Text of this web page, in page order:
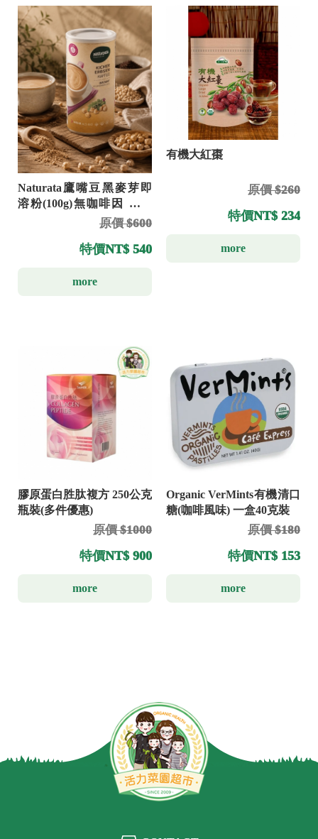
Naturata鷹嘴豆黑麥芽即
溶粉(100g)無咖啡因 代替
原價 $600
特價NT$ 540
more
有機大紅棗
原價 $260
特價NT$ 234
more
膠原蛋白胜肽複方 250公克
瓶裝(多件優惠)
原價 $1000
特價NT$ 900
more
Organic VerMints有機清口
糖(咖啡風味) 一盒40克裝
原價 $180
特價NT$ 153
more